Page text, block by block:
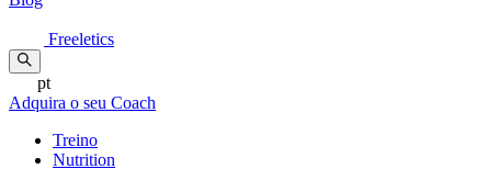
Freeletics
pt
Adquira o seu Coach
Treino
Nutrition